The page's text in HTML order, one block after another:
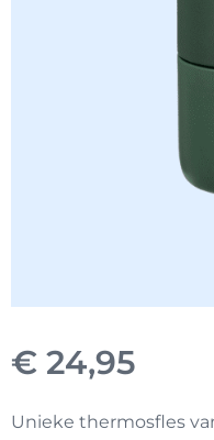
€ 24,95
Unieke thermosfles